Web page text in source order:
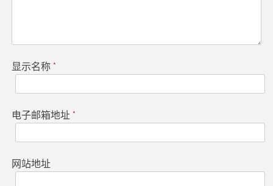
显示名称 *
电子邮箱地址 *
网站地址